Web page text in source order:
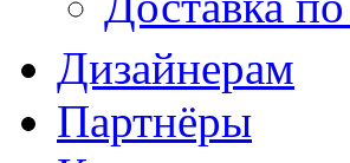
Дизайнерам
Партнёры